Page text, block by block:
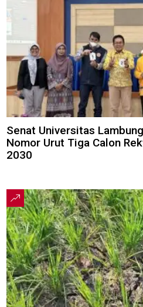
Senat Universitas
Nomor Urut Tiga Calon
2030